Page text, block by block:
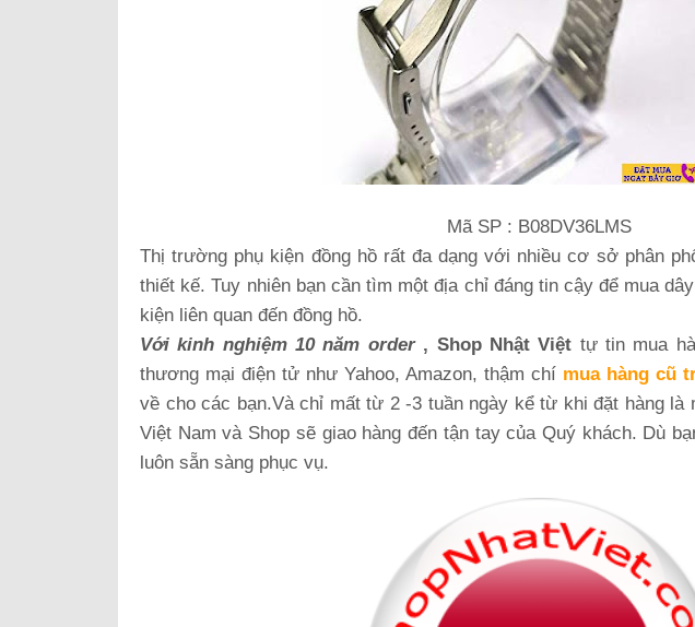
Mã SP : B08DV36LMS
Thị trường phụ kiện đồng hồ rất đa dạng với nhiều cơ sở phân
thiết kế. Tuy nhiên bạn cần tìm một địa chỉ đáng tin cậy để mua
kiện liên quan đến đồng hồ.
Với kinh nghiệm 10 năm order, Shop Nhật Việt tự tin mua
thương mại điện tử như Yahoo, Amazon, thậm chí mua hàng cũ
về cho các bạn.Và chỉ mất từ 2 -3 tuần ngày kể từ khi đặt hàng là
Việt Nam và Shop sẽ giao hàng đến tận tay của Quý khách. Dù
luôn sẵn sàng phục vụ.